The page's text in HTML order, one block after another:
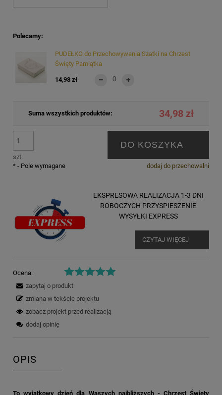
Polecamy:
PUDEŁKO do Przechowywania Szatki na Chrzest
Święty Pamiątka
14,98 zł
Suma wszystkich produktów: 34,98 zł
szt.
DO KOSZYKA
dodaj do przechowalni
* - Pole wymagane
EKSPRESOWA REALIZACJA 1-3 DNI
ROBOCZYCH PRZYSPIESZENIE
WYSYŁKI EXPRESS
CZYTAJ WIĘCEJ
Ocena:
zapytaj o produkt
zmiana w tekście projektu
zobacz projekt przed realizacją
dodaj opinię
OPIS
To wyjątkowy dzień dla Waszych najbliższych - Chrzest Święty